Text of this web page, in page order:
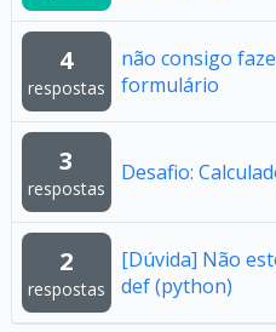
4
respostas
não consigo
formulário
3
respostas
Desafio:
2
respostas
[Dúvida] Não
def (python)